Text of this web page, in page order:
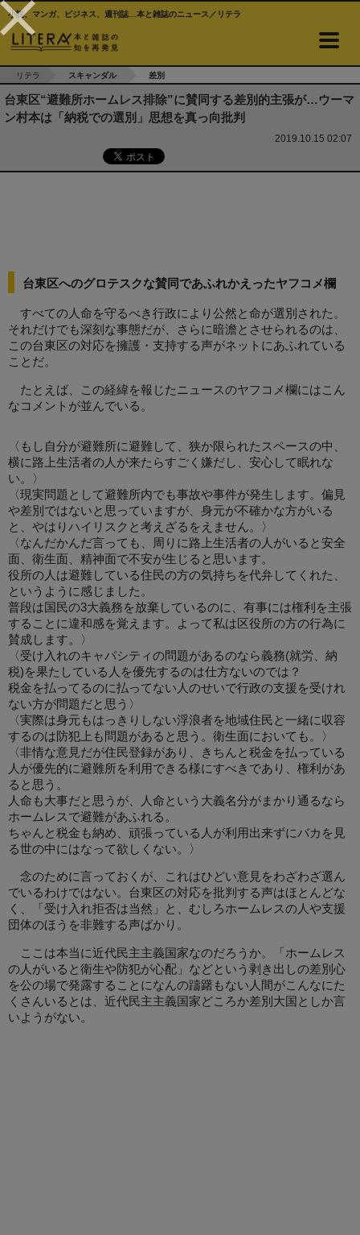
小説、マンガ、ビジネス、週刊誌…本と雑誌のニュース／リテラ
リテラ スキャンダル 差別
台東区“避難所ホームレス排除”に賛同する差別的主張が…ウーマ
ン村本は「納税での選別」思想を真っ向批判
2019.10.15 02:07
台東区へのグロテスクな賛同であふれかえったヤフコメ欄
すべての人命を守るべき行政により公然と命が選別された。
それだけでも深刻な事態だが、さらに暗澹とさせられるのは、
この台東区の対応を擁護・支持する声がネットにあふれている
ことだ。
たとえば、この経緯を報じたニュースのヤフコメ欄にはこん
なコメントが並んでいる。
〈もし自分が避難所に避難して、狭か限られたスペースの中、
横に路上生活者の人が来たらすごく嫌だし、安心して眠れな
い。〉
〈現実問題として避難所内でも事故や事件が発生します。偏見
や差別ではないと思っていますが、身元が不確かな方がいる
と、やはりハイリスクと考えざるをえません。〉
〈なんだかんだ言っても、周りに路上生活者の人がいると安全
面、衛生面、精神面で不安が生じると思います。
役所の人は避難している住民の方の気持ちを代弁してくれた、
というように感じました。
普段は国民の3大義務を放棄しているのに、有事には権利を主張
することに違和感を覚えます。よって私は区役所の方の行為に
賛成します。〉
〈受け入れのキャパシティの問題があるのなら義務(就労、納
税)を果たしている人を優先するのは仕方ないのでは？
税金を払ってるのに払ってない人のせいで行政の支援を受けれ
ない方が問題だと思う〉
〈実際は身元もはっきりしない浮浪者を地域住民と一緒に収容
するのは防犯上も問題があると思う。衛生面においても。〉
〈非情な意見だが住民登録があり、きちんと税金を払っている
人が優先的に避難所を利用できる様にすべきであり、権利があ
ると思う。
人命も大事だと思うが、人命という大義名分がまかり通るなら
ホームレスで避難があふれる。
ちゃんと税金も納め、頑張っている人が利用出来ずにバカを見
る世の中にはなって欲しくない。〉
念のために言っておくが、これはひどい意見をわざわざ選ん
でいるわけではない。台東区の対応を批判する声はほとんどな
く、「受け入れ拒否は当然」と、むしろホームレスの人や支援
団体のほうを非難する声ばかり。
ここは本当に近代民主主義国家なのだろうか。「ホームレス
の人がいると衛生や防犯が心配」などという剥き出しの差別心
を公の場で発露することになんの躊躇もない人間がこんなにた
くさんいるとは、近代民主主義国家どころか差別大国としか言
いようがない。